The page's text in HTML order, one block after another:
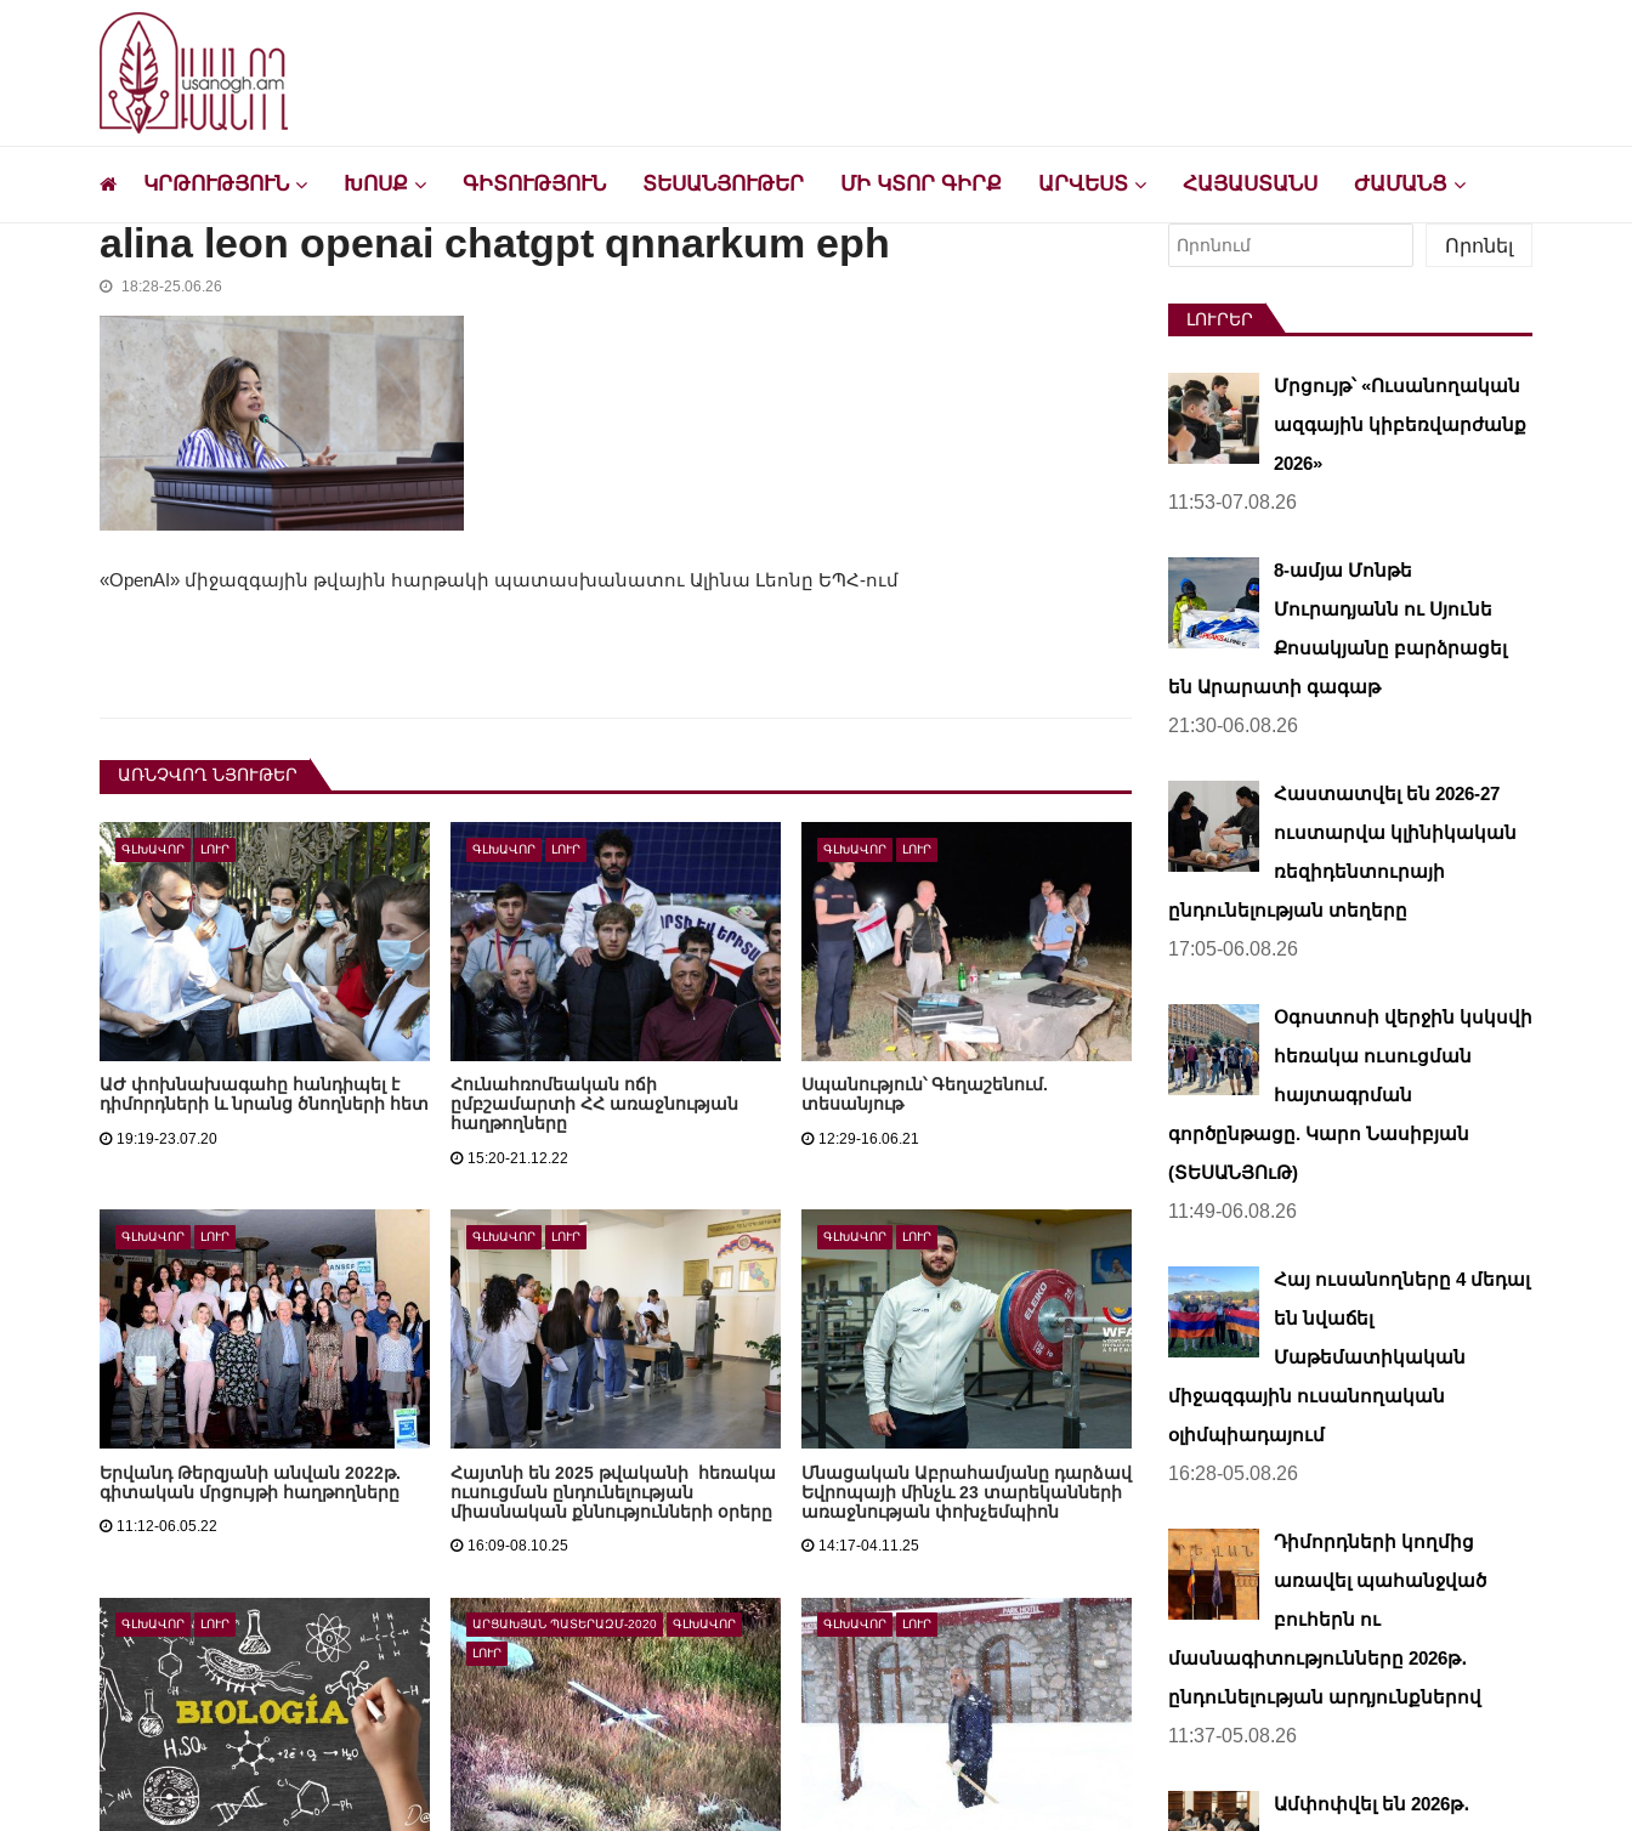
ԿՐԹՈՒԹՅՈՒՆ ԽՈՍՔ ԳԻՏՈՒԹՅՈՒՆ ՏԵՍԱՆՅՈՒԹԵՐ ՄԻ ԿՏՈՐ ԳԻՐՔ ԱՐՎԵՍՏ ՀԱՅԱՍՏԱՆՍ ԺԱՄԱՆՑ
alina leon openai chatgpt qnnarkum eph
18:28-25.06.26
«OpenAI» միջազգային թվային հարթակի պատասխանատու Ալինա Լեոնը ԵՊՀ-ում
ԱՌՆՉՎՈՂ ՆՅՈՒԹԵՐ
ԳԼԽԱՎՈՐ ԼՈՒՐ
ԱԺ փոխնախագահը հանդիպել է
դիմորդների և նրանց ծնողների հետ
19:19-23.07.20
ԳԼԽԱՎՈՐ ԼՈՒՐ
Հունահռոմեական ոճի
ըմբշամարտի ՀՀ առաջնության
հաղթողները
15:20-21.12.22
ԳԼԽԱՎՈՐ ԼՈՒՐ
Սպանություն՝ Գեղաշենում.
տեսանյութ
12:29-16.06.21
ԳԼԽԱՎՈՐ ԼՈՒՐ
Երվանդ Թերզյանի անվան 2022թ.
գիտական մրցույթի հաղթողները
11:12-06.05.22
ԳԼԽԱՎՈՐ ԼՈՒՐ
Հայտնի են 2025 թվականի հեռակա
ուսուցման ընդունելության
միասնական քննությունների օրերը
16:09-08.10.25
ԳԼԽԱՎՈՐ ԼՈՒՐ
Մնացական Աբրահամյանը դարձավ
Եվրոպայի մինչև 23 տարեկանների
առաջնության փոխչեմպիոն
14:17-04.11.25
ԳԼԽԱՎՈՐ ԼՈՒՐ ԱՐՑԱԽՅԱՆ ՊԱՏԵՐԱԶՄ-2020 ԳԼԽԱՎՈՐ
ԼՈՒՐ
ԳԼԽԱՎՈՐ ԼՈՒՐ
Որոնել
Որոնել
ԼՈՒՐԵՐ
Մրցույթ՝ «Ուսանողական
ազգային կիբեռվարժանք
2026»
11:53-07.08.26
8-ամյա Մոնթե
Մուրադյանն ու Սյունե
Քոսակյանը բարձրացել
են Արարատի գագաթ
21:30-06.08.26
Հաստատվել են 2026-27
ուստարվա կլինիկական
ռեզիդենտուրայի
ընդունելության տեղերը
17:05-06.08.26
Օգոստոսի վերջին կսկսվի
հեռակա ուսուցման
հայտագրման
գործընթացը. Կարո Նասիբյան
(ՏԵՍԱՆՅՈւԹ)
11:49-06.08.26
Հայ ուսանողները 4 մեդալ
են նվաճել
Մաթեմատիկական
միջազգային ուսանողական
օլիմպիադայում
16:28-05.08.26
Դիմորդների կողմից
առավել պահանջված
բուհերն ու
մասնագիտությունները 2026թ․
ընդունելության արդյունքներով
11:37-05.08.26
Ամփոփվել են 2026թ․